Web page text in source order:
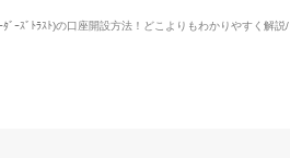
ﾀﾞｰｽﾞﾄﾗｽﾄ)の口座開設方法！どこよりもわかりやすく解説/